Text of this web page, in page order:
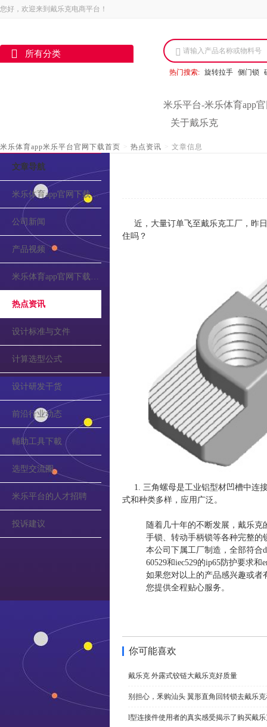
您好，欢迎来到戴乐克电商平台！
所有分类 请输入产品名称或物料号
热门搜索: 旋转拉手 侧门锁
米乐平台-米乐体育app
关于戴乐克
米乐体育app米乐平台官网下载首页 > 热点资讯 > 文章信息
文章导航
米乐体育app官网下载的介绍
公司新闻
产品视频
米乐体育app官网下载的公告
热点资讯
设计标准与文件
计算选型公式
设计研发干货
前沿行业动态
輔助工具下載
选型交流圈
米乐平台的人才招聘
投诉建议
近，大量订单飞至戴乐克工厂，昨
住吗？
1. 三角螺母是工业铝型材凹槽中连
式和种类多样，应用广泛。
随着几十年的不断发展，戴乐
手锁、转动手柄锁等各种完整的
本公司下属工厂制造，全部符合
60529和iec529的ip65防护要求和
如果您对以上的产品感兴趣或者
您提供全程贴心服务。
你可能喜欢
戴乐克 外露式铰链大戴乐克好质量
别担心，釆购汕头 翼形直角回转锁去戴乐
l型连接件使用者的真实感受揭示了购买戴